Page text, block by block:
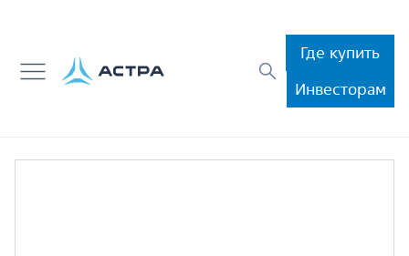
Где купить
Инвесторам